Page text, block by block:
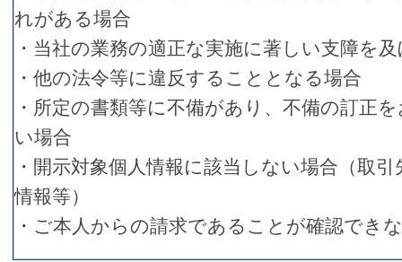
れがある場合
・当社の業務の適正な実施に著しい支障を
・他の法令等に違反することとなる場合
・所定の書類等に不備があり、不備の訂正
い場合
・開示対象個人情報に該当しない場合（取
情報等）
・ご本人からの請求であることが確認でき